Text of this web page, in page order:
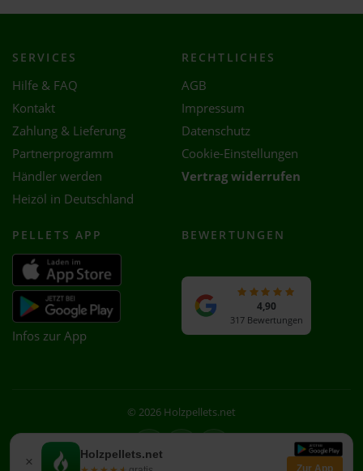
× Holzpellets.net
Zur App
SERVICES
Hilfe & FAQ
Kontakt
Zahlung & Lieferung
Partnerprogramm
Händler werden
Heizöl in Deutschland
RECHTLICHES
AGB
Impressum
Datenschutz
Cookie-Einstellungen
Vertrag widerrufen
PELLETS APP
Infos zur App
BEWERTUNGEN
4,90
317 Bewertungen
© 2026 Holzpellets.net
Facebook